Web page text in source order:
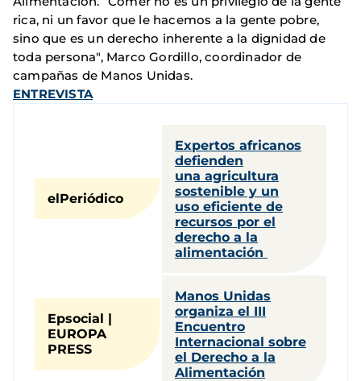
rica, ni un favor que le hacemos a la gente pobre,
sino que es un derecho inherente a la dignidad de
toda persona", Marco Gordillo, coordinador de
campañas de Manos Unidas.
ENTREVISTA
elPeriódico
Expertos africanos
defienden
una agricultura
sostenible y un
uso eficiente de
recursos por el
derecho a la
alimentación
Epsocial |
EUROPA
PRESS
Manos Unidas
organiza el III
Encuentro
Internacional sobre
el Derecho a la
Alimentación